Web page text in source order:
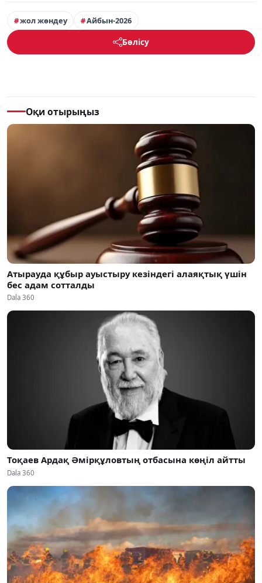
жол жөндеу Айбын-2026
Бөлісу
Оқи отырыңыз
Атырауда құбыр ауыстыру кезіндегі алаяқтық үшін
бес адам сотталды
Dala 360
Тоқаев Ардақ Әмірқұловтың отбасына көңіл айтты
Dala 360